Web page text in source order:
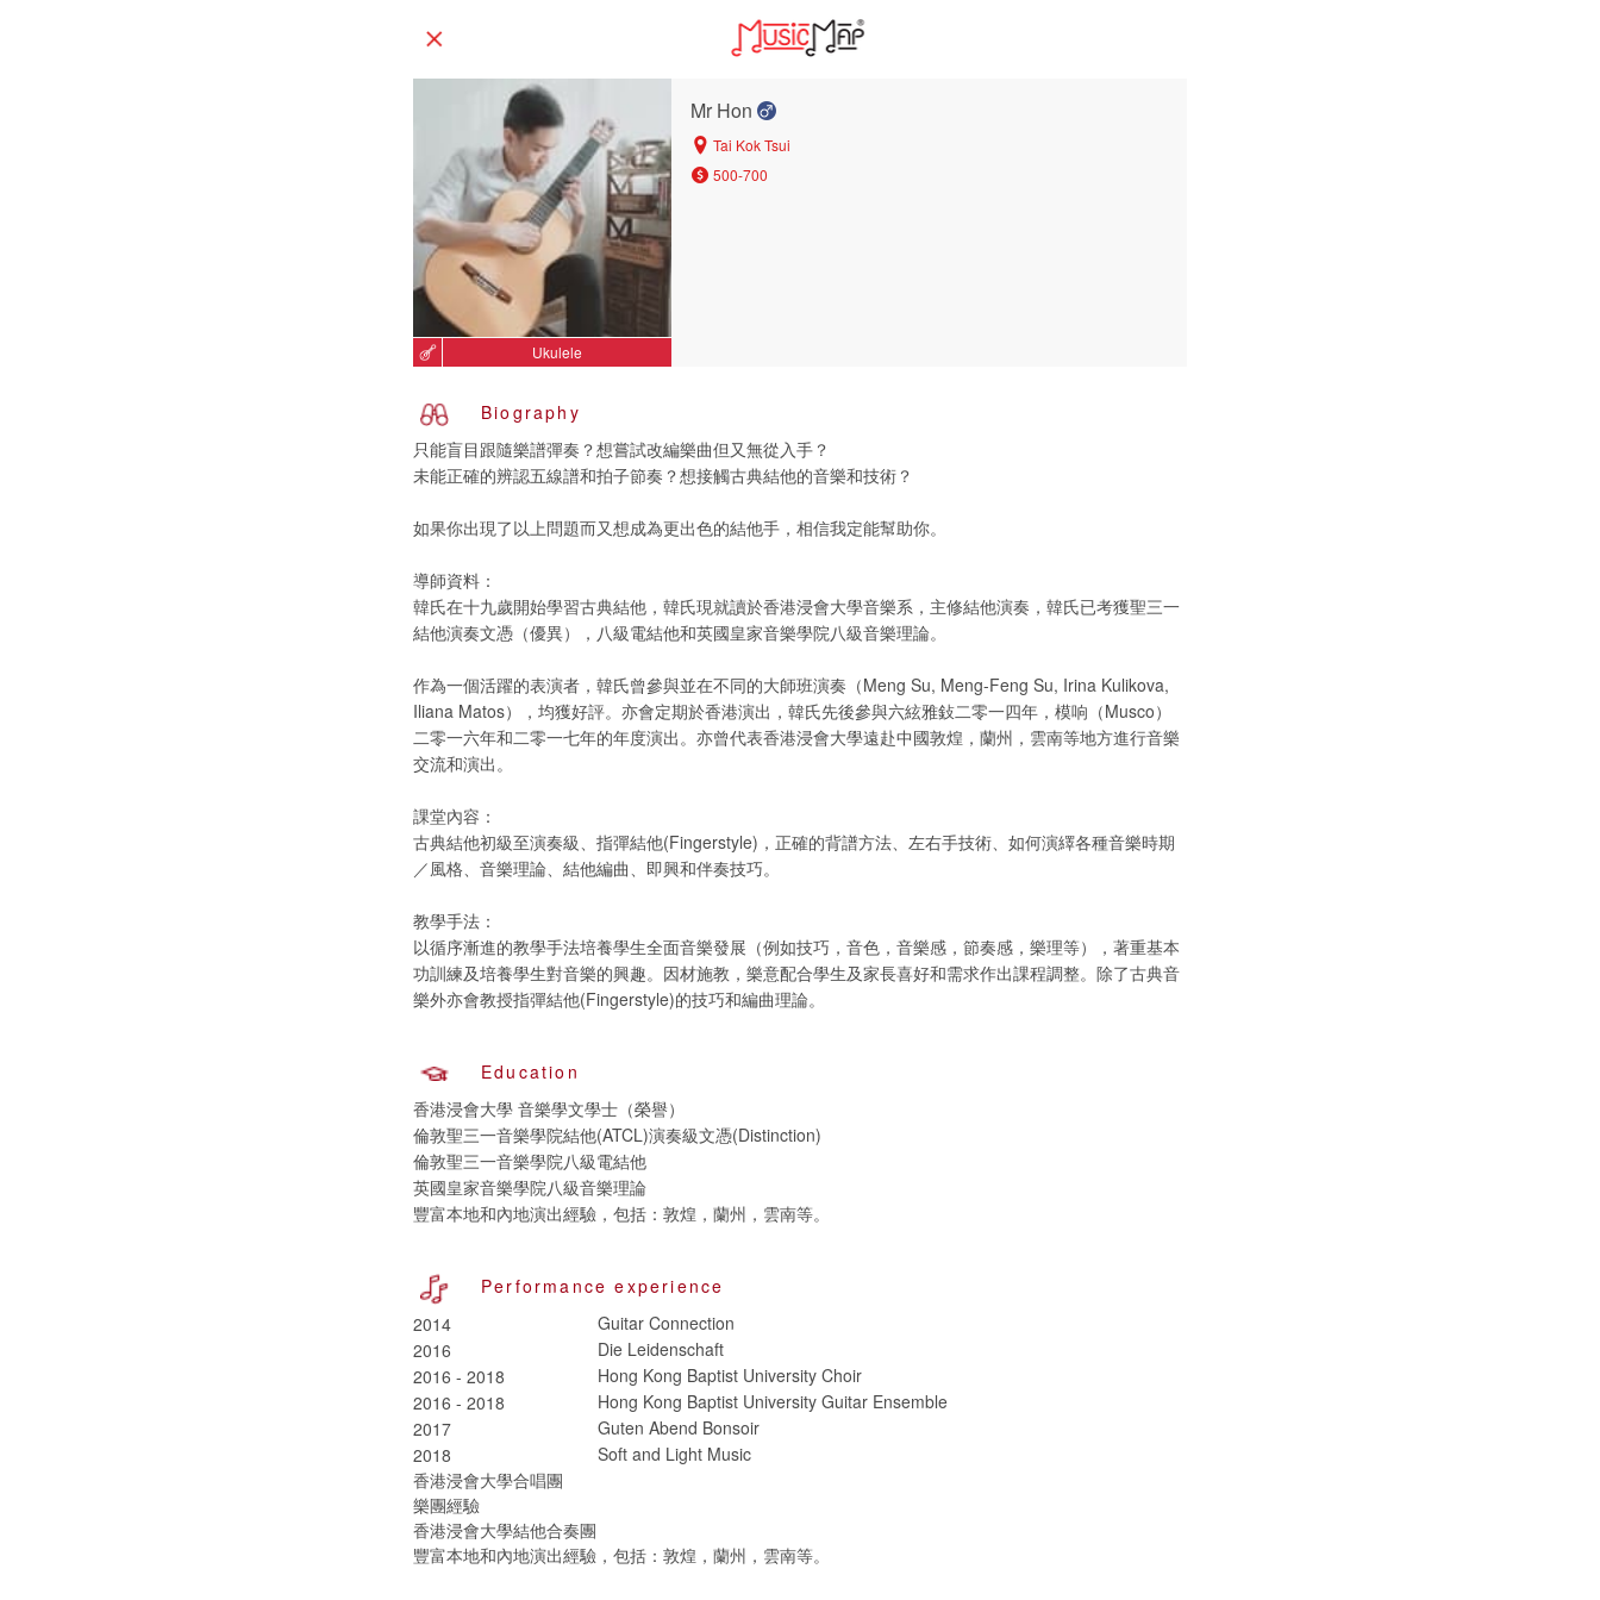
Ukulele
Mr Hon
Tai Kok Tsui
500-700
Biography
只能盲目跟隨樂譜彈奏？想嘗試改編樂曲但又無從入手？
未能正確的辨認五線譜和拍子節奏？想接觸古典結他的音樂和技術？
如果你出現了以上問題而又想成為更出色的結他手，相信我定能幫助你。
導師資料：
韓氏在十九歲開始學習古典結他，韓氏現就讀於香港浸會大學音樂系，主修結他演奏，韓氏已考獲聖三一
結他演奏文憑（優異），八級電結他和英國皇家音樂學院八級音樂理論。
作為一個活躍的表演者，韓氏曾參與並在不同的大師班演奏（Meng Su, Meng-Feng Su, Irina Kulikova,
Iliana Matos），均獲好評。亦會定期於香港演出，韓氏先後參與六絃雅鈙二零一四年，模响（Musco）
二零一六年和二零一七年的年度演出。亦曾代表香港浸會大學遠赴中國敦煌，蘭州，雲南等地方進行音樂
交流和演出。
課堂內容：
古典結他初級至演奏級、指彈結他(Fingerstyle)，正確的背譜方法、左右手技術、如何演繹各種音樂時期
／風格、音樂理論、結他編曲、即興和伴奏技巧。
教學手法：
以循序漸進的教學手法培養學生全面音樂發展（例如技巧，音色，音樂感，節奏感，樂理等），著重基本
功訓練及培養學生對音樂的興趣。因材施教，樂意配合學生及家長喜好和需求作出課程調整。除了古典音
樂外亦會教授指彈結他(Fingerstyle)的技巧和編曲理論。
Education
香港浸會大學 音樂學文學士（榮譽）
倫敦聖三一音樂學院結他(ATCL)演奏級文憑(Distinction)
倫敦聖三一音樂學院八級電結他
英國皇家音樂學院八級音樂理論
豐富本地和內地演出經驗，包括：敦煌，蘭州，雲南等。
Performance experience
2014
Guitar Connection
2016
Die Leidenschaft
2016 - 2018
Hong Kong Baptist University Choir
2016 - 2018
Hong Kong Baptist University Guitar Ensemble
2017
Guten Abend Bonsoir
2018
Soft and Light Music
香港浸會大學合唱團
樂團經驗
香港浸會大學結他合奏團
豐富本地和內地演出經驗，包括：敦煌，蘭州，雲南等。